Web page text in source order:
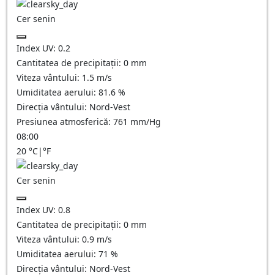
Cer senin
Index UV: 0.2
Cantitatea de precipitații: 0 mm
Viteza vântului: 1.5 m/s
Umiditatea aerului: 81.6 %
Direcția vântului: Nord-Vest
Presiunea atmosferică: 761 mm/Hg
08:00
20 °C|°F
Cer senin
Index UV: 0.8
Cantitatea de precipitații: 0 mm
Viteza vântului: 0.9 m/s
Umiditatea aerului: 71 %
Direcția vântului: Nord-Vest